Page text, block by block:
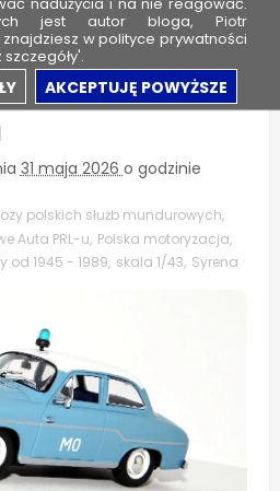
31 maja 2026 o godzinie
polskich służb mundurowych,
Auta PRL-u, Polska motoryzacja,
od 1945 - 1989, skala 1/43, Syrena
jest autor bloga, Piotr
znajdziesz w polityce prywatności
AKCEPTUJĘ POWYŻSZE